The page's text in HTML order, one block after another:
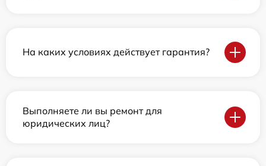
На каких условиях действует гарантия?
Выполняете ли вы ремонт для
юридических лиц?